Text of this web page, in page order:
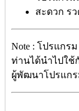
สะดวก ร
Note : โปรแกร
ท่านได้นำไปใช้
ผู้พัฒนาโปรแกร